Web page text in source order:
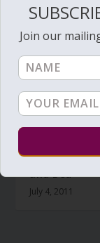
Daily Zohar
and Bed
July 4, 2011
Join our